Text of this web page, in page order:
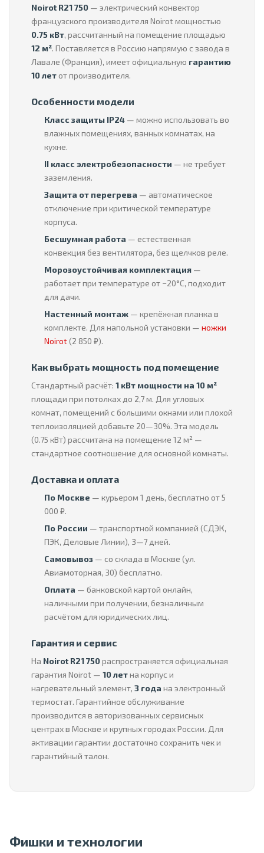
Noirot R21 750 — электрический конвектор
французского производителя Noirot мощностью
0.75 кВт, рассчитанный на помещение площадью
12 м². Поставляется в Россию напрямую с завода в
Лавале (Франция), имеет официальную гарантию
10 летот производителя.
Особенности модели
Класс защиты IP24 — можно использовать во
влажных помещениях, ванных комнатах, на
кухне.
II класс электробезопасности — не требует
заземления.
Защита от перегрева — автоматическое
отключение при критической температуре
корпуса.
Бесшумная работа — естественная
конвекция без вентилятора, без щелчков реле.
Морозоустойчивая комплектация —
работает при температуре от −20°C, подходит
для дачи.
Настенный монтаж — крепёжная планка в
комплекте. Для напольной установки — ножки
Noirot(2 850 ₽).
Как выбрать мощность под помещение
Стандартный расчёт: 1 кВт мощности на 10 м²
площади при потолках до 2,7 м. Для угловых
комнат, помещений с большими окнами или плохой
теплоизоляцией добавьте 20—30%. Эта модель
(0.75 кВт) рассчитана на помещение 12 м² —
стандартное соотношение для основной комнаты.
Доставка и оплата
По Москве — курьером 1 день, бесплатно от 5
000 ₽.
По России — транспортной компанией (СДЭК,
ПЭК, Деловые Линии), 3—7 дней.
Самовывоз — со склада в Москве (ул.
Авиамоторная, 30) бесплатно.
Оплата — банковской картой онлайн,
наличными при получении, безналичным
расчётом для юридических лиц.
Гарантия и сервис
На Noirot R21 750распространяется официальная
гарантия Noirot — 10 летна корпус и
нагревательный элемент, 3 года на электронный
термостат. Гарантийное обслуживание
производится в авторизованных сервисных
центрах в Москве и крупных городах России. Для
активации гарантии достаточно сохранить чек и
гарантийный талон.
Фишки и технологии